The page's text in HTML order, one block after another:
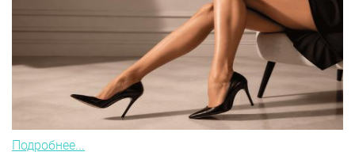
Подробнее...